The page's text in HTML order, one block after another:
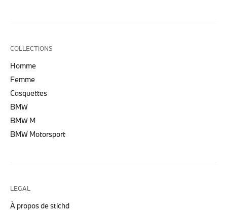
COLLECTIONS
Homme
Femme
Casquettes
BMW
BMW M
BMW Motorsport
LEGAL
À propos de stichd